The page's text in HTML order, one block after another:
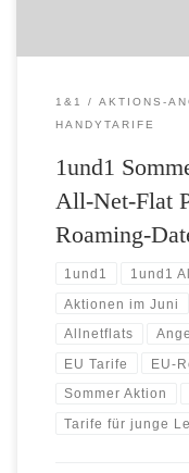
1&1 AKTIONS-
HANDYTARIFE
1und1
All-Net-Flat
Roaming-
1und1 1und1
Aktionen im Juni
Allnetflats
EU Tarife EU-
Sommer Aktion
Tarife für junge